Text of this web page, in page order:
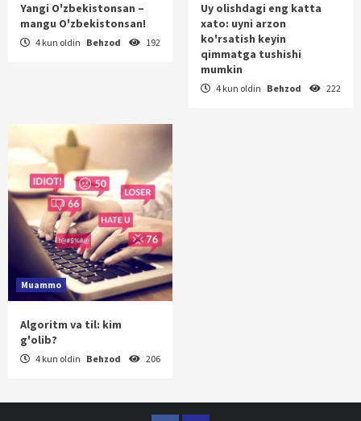
Yangi O'zbekistonsan –
mangu O'zbekistonsan!
4 kun oldin Behzod 192
Uy olishdagi eng katta
xato: uyni arzon
ko'rsatish keyin
qimmatga tushishi
mumkin
4 kun oldin Behzod 222
Muammo
Algoritm va til: kim
g'olib?
4 kun oldin Behzod 206